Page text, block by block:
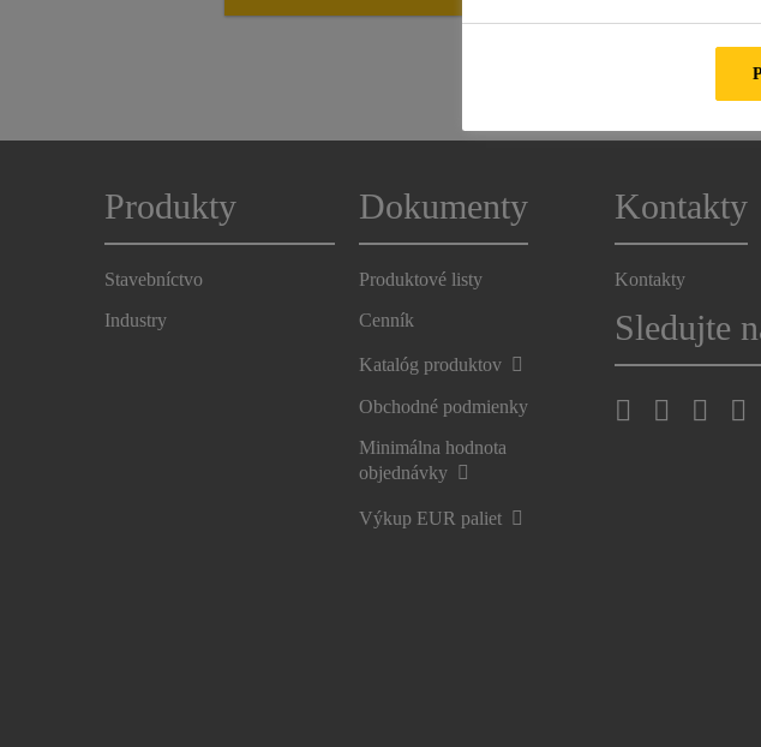
Produkty
Stavebníctvo
Industry
Dokumenty
Produktové listy
Cenník
Katalóg produktov
Obchodné podmienky
Minimálna hodnota
objednávky
Výkup EUR paliet
Kontakty
Kontakty
Sledujte